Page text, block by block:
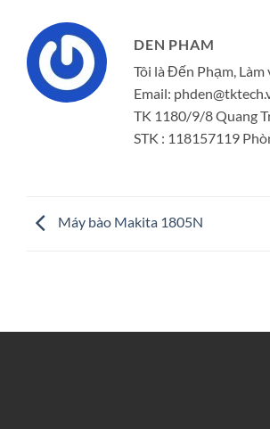
DEN PHAM
Tôi là Đến Phạm,
Email:
TK 1180/9/8 Quang
STK : 118157119
Máy bào Makita 1805N